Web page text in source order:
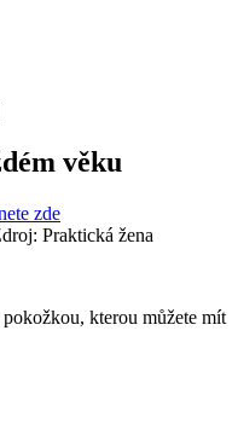
věku
zde
Praktická žena
kterou můžete mít